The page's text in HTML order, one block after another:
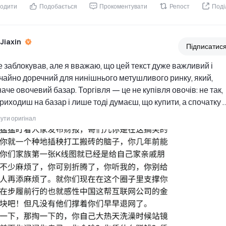
Подобається Прокоментувати Репост
Підписатися
заблокував, але я вважаю, що цей текст дуже важливий і
доречний для нинішнього метушливого ринку, який,
овочевий базар. Торгівля — це не купівля овочів: не так,
на базар і лише тоді думаєш, що купити, а спочатку
яку страву готуватимеш, і вже потім ідеш на ринок
— навіщо ти їх купуєш?
оригінал